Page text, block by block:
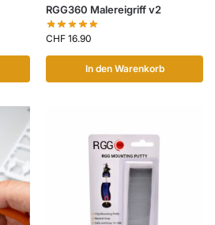
RGG360 Malereigriff v2
CHF 16.90
In den Warenkorb